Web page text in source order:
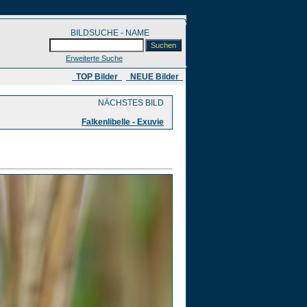
BILDSUCHE - NAME
Erweiterte Suche
​ TOP Bilder NEUE Bilder
NÄCHSTES BILD
Falkenlibelle - Exuvie